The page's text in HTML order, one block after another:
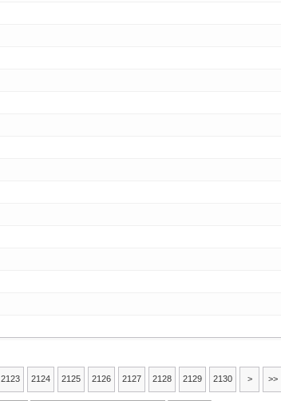
2123 2124 2125 2126 2127 2128 2129 2130 > >>